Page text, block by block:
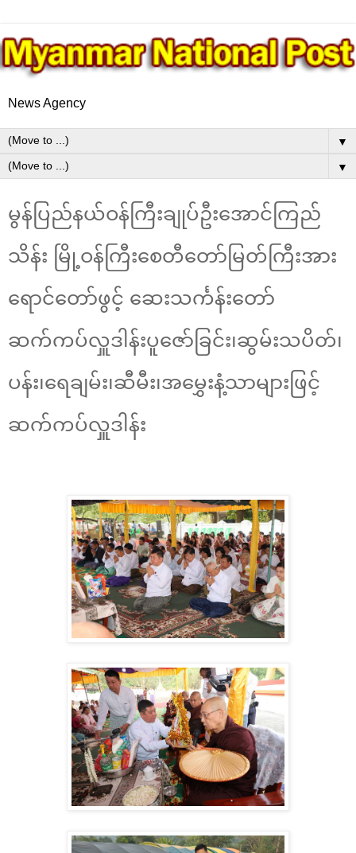
News Agency
▼
▼
မွန်ပြည်နယ်ဝန်ကြီးချုပ်ဦးအောင်ကြည်
သိန်း မြို့ဝန်ကြီးစေတီတော်မြတ်ကြီးအား
ရောင်တော်ဖွင့် ဆေးသင်္ကန်းတော်
ဆက်ကပ်လှူဒါန်းပူဇော်ခြင်း၊ဆွမ်းသပိတ်၊
ပန်း၊ရေချမ်း၊ဆီမီး၊အမွှေးနံ့သာများဖြင့်
ဆက်ကပ်လှူဒါန်း